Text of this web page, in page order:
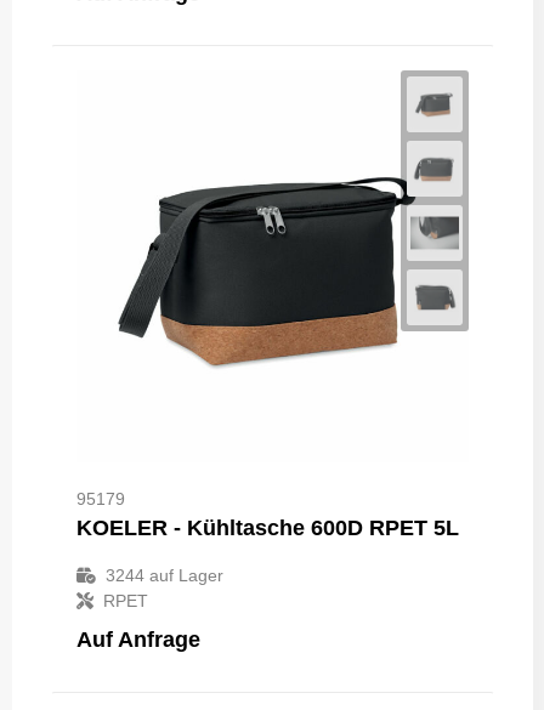
95179
KOELER - Kühltasche 600D RPET 5L
3244auf Lager
RPET
Auf Anfrage